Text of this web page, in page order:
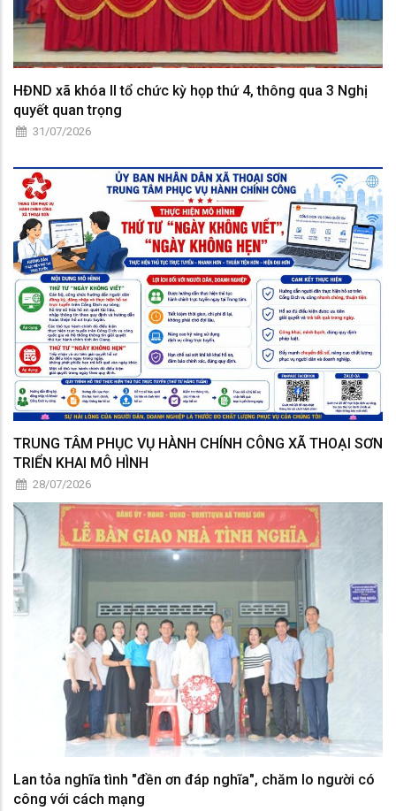
HĐND xã khóa II tổ chức kỳ họp thứ 4, thông qua 3 Nghị
quyết quan trọng
31/07/2026
TRUNG TÂM PHỤC VỤ HÀNH CHÍNH CÔNG XÃ THOẠI SƠN
TRIỂN KHAI MÔ HÌNH
28/07/2026
Lan tỏa nghĩa tình "đền ơn đáp nghĩa", chăm lo người có
công với cách mạng